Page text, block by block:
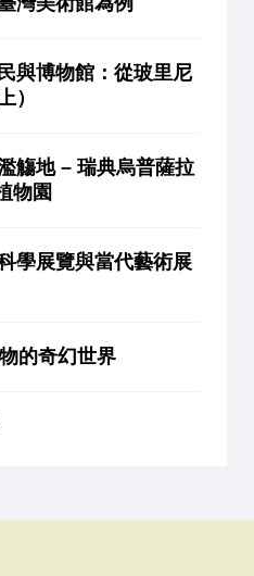
與博物館：從玻里尼
）
觴地 – 瑞典烏普薩拉
物園
學展覽與當代藝術展
的奇幻世界